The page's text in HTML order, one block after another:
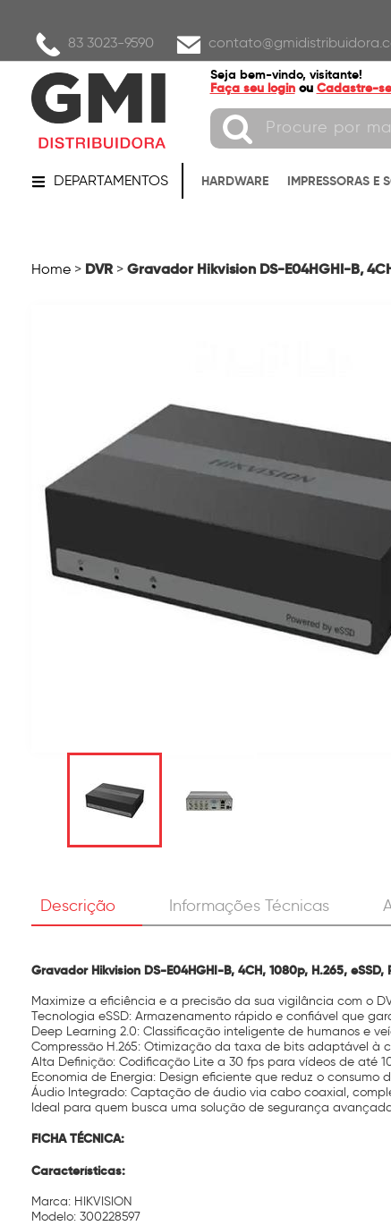
83 3023-9590
Seja bem-vindo, visitante!
Faça seu login ou Cadastre-
DEPARTAMENTOS HARDWARE IMPRESSORAS E
Home > DVR > Gravador Hikvision DS-E04HGHI-B,
Descrição Informações Técnicas
Gravador Hikvision DS-E04HGHI-B, 4CH, 1080p, H.265, eSSD,
Maximize a eficiência e a precisão da sua vigilância com o
Tecnologia eSSD: Armazenamento rápido e confiável que
Deep Learning 2.0: Classificação inteligente de humanos e
Compressão H.265: Otimização da taxa de bits adaptável
Alta Definição: Codificação Lite a 30 fps para vídeos de até
Economia de Energia: Design eficiente que reduz o consumo
Áudio Integrado: Captação de áudio via cabo coaxial,
Ideal para quem busca uma solução de segurança
FICHA TÉCNICA:
Características:
Marca: HIKVISION
Modelo: 300228597